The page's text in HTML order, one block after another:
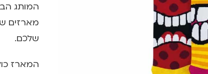
מארזים
שלכם.
המארז